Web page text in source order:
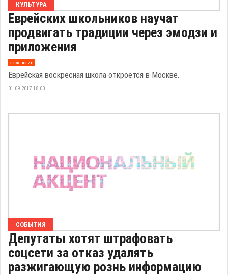
КУЛЬТУРА
Еврейских школьников научат
продвигать традиции через эмодзи и
приложения
эксклюзив
Еврейская воскресная школа откроется в Москве.
01.09.2017 18:00
СОБЫТИЯ
Депутаты хотят штрафовать
соцсети за отказ удалять
разжигающую рознь информацию